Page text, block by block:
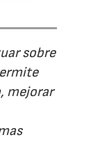
sobre
mejorar